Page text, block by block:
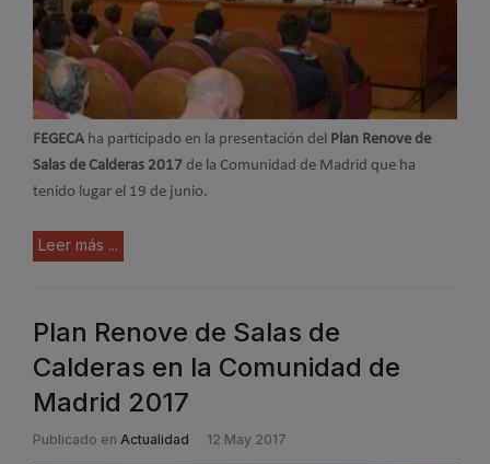
FEGECA ha participado en la presentación del Plan Renove de
Salas de Calderas 2017 de la Comunidad de Madrid que ha
tenido lugar el 19 de junio.
Leer más ...
Plan Renove de Salas de
Calderas en la Comunidad de
Madrid 2017
Publicado en Actualidad 12 May 2017